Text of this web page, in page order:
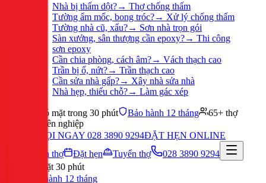
Nhà bị thấm dột?→ Thợ chống thấm
Tường ẩm mốc, bong tróc?→ Xử lý chống thấm
Tường nhà cũ, xấu?→ Sơn nhà trọn gói
Sàn xưởng, sân thượng cần epoxy?→ Thi công
sơn epoxy
Cần chia phòng, cách âm?→ Vách thạch cao
Trần bị ố, nứt?→ Trần thạch cao
Cần sửa nhà gấp?→ Xây nhà sửa nhà
Nhà hẹp, thiếu chỗ?→ Làm gác xép
Có mặt trong 30 phút Bảo hành 12 tháng
65+ thợ
chuyên nghiệp
GỌI NGAY 028 3890 9294ĐẶT HẸN ONLINE
Tuyển thợ
Đặt hẹn Tuyển thợ
028 3890 9294
Có mặt 30 phút
Bảo hành 12 tháng